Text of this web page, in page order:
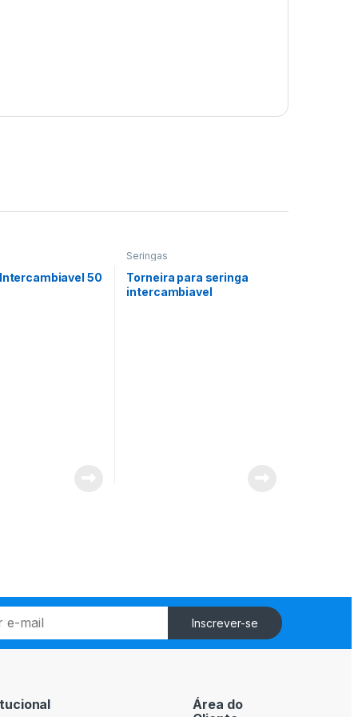
50
Seringas
Torneira para seringa
intercambiavel
Inscrever-se
Área do